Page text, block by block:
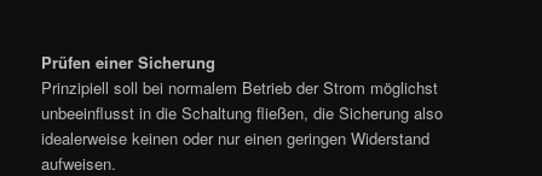
Prüfen einer Sicherung
Prinzipiell soll bei normalem Betrieb der Strom möglichst
unbeeinflusst in die Schaltung fließen, die Sicherung also
idealerweise keinen oder nur einen geringen Widerstand
aufweisen.